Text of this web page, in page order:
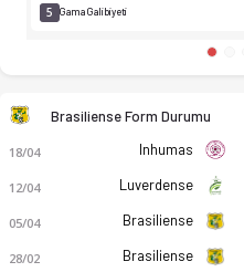
5 Gama Galibiyeti
Brasiliense Form Durumu
18/04 Inhumas
12/04 Luverdense
05/04 Brasiliense
28/02 Brasiliense